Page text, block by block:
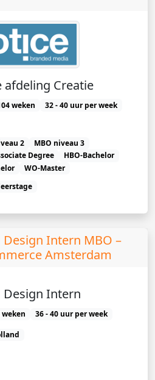
afdeling Creatie
weken
32 - 40 uur per week
2
MBO niveau 3
Degree
HBO-Bachelor
WO-Master
Intern MBO –
Amsterdam
Design Intern
weken
36 - 40 uur per week